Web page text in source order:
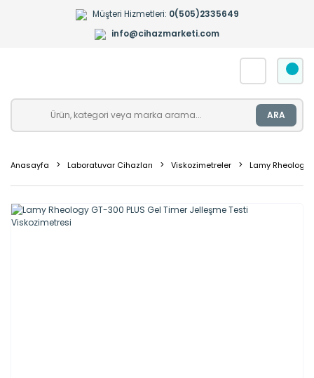
Müşteri Hizmetleri: 0(505)2335649
info@cihazmarketi.com
ARA
Anasayfa Laboratuvar Cihazları Viskozimetreler Lamy Rheology